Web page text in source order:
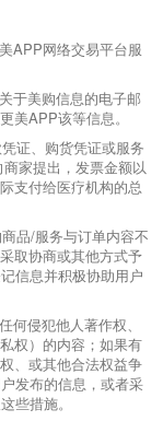
APP网络交易平台服
于美购信息的电子邮
美APP该等信息。
证、购货凭证或服务
家提出，发票金额以
支付给医疗机构的总
品/服务与订单内容不
取协商或其他方式予
信息并积极协助用户
侵犯他人著作权、
权）的内容；如果有
、或其他合法权益争
发布的信息，或者采
些措施。